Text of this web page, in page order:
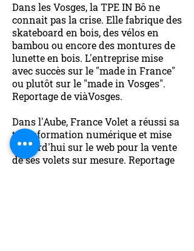
Dans les Vosges, la TPE IN Bô ne
connait pas la crise. Elle fabrique des
skateboard en bois, des vélos en
bambou ou encore des montures de
lunette en bois. L'entreprise mise
avec succès sur le "made in France"
ou plutôt sur le "made in Vosges".
Reportage de viàVosges.
​Dans l'Aube, France Volet a réussi sa
transformation numérique et mise
aujourd'hui sur le web pour la vente
de ses volets sur mesure. Reportage